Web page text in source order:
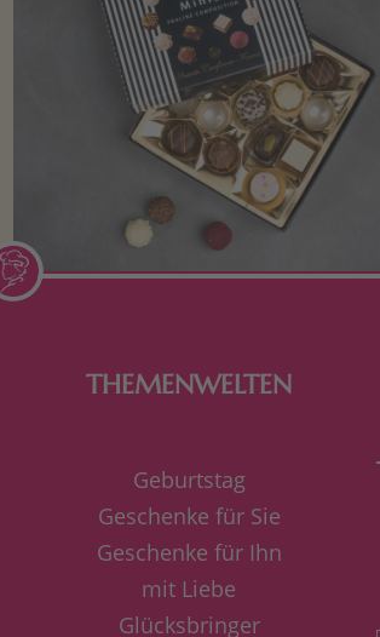
THEMENWELTEN
Geburtstag
Geschenke für Sie
Geschenke für Ihn
mit Liebe
Glücksbringer